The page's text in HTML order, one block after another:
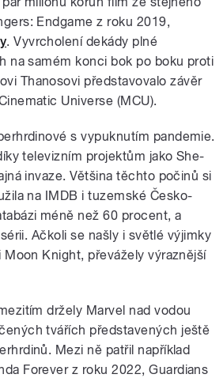
Endgame z roku 2019,
. Vyvrcholení dekády plné
na samém konci bok po boku proti
Thanosovi představovalo závěr
Universe (MCU).
s vypuknutím pandemie.
televizním projektům jako She-
invaze. Většina těchto počinů si
na IMDB i tuzemské Česko-
méně než 60 procent, a
Ačkoli se našly i světlé výjimky
Knight, převážely výraznější
držely Marvel nad vodou
tvářích představených ještě
Mezi ně patřil například
Forever z roku 2022, Guardians